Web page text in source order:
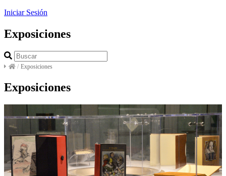
Iniciar Sesión
Exposiciones
/ Exposiciones
Exposiciones